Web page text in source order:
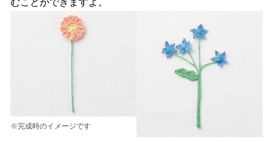
むことができますよ。
※完成時のイメージです